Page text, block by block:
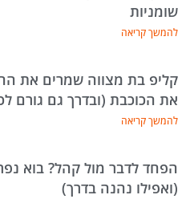
שומניות
להמשך קריאה
קליפ בת מצווה שמרים את
את הכוכבת (ובדרך גם גורם
להמשך קריאה
הפחד לדבר מול קהל? בוא
(ואפילו נהנה בדרך)